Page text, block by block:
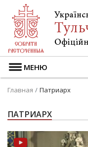
МЕНЮ
Главная Патриарх
ПАТРИАРХ